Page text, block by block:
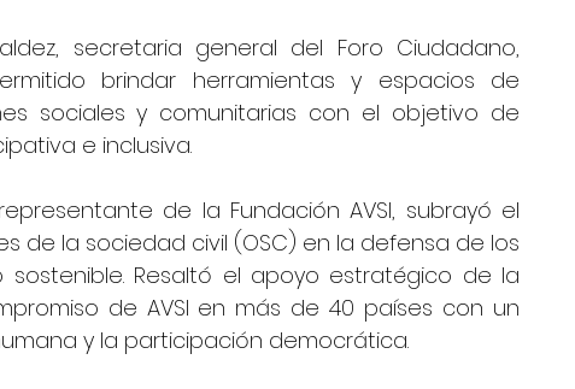
secretaria general del Foro Ciudadano,
brindar herramientas y espacios de
sociales y comunitarias con el objetivo de
e inclusiva.
de la Fundación AVSI, subrayó el
de la sociedad civil (OSC) en la defensa de los
Resaltó el apoyo estratégico de la
de AVSI en más de 40 países con un
y la participación democrática.